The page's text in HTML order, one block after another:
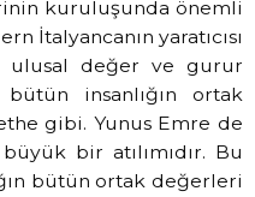
kuruluşunda önemli
İtalyancanın yaratıcısı
ulusal değer ve gurur
bütün insanlığın ortak
gibi. Yunus Emre de
bir atılımıdır. Bu
bütün ortak değerleri